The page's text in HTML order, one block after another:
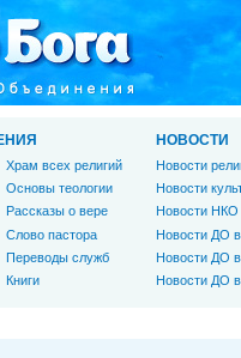
Храм всех религий
Основы теологии
Рассказы о вере
Слово пастора
Переводы служб
Книги
НОВОСТИ
Новости
Новости
Новости НКО
Новости ДО
Новости ДО
Новости ДО